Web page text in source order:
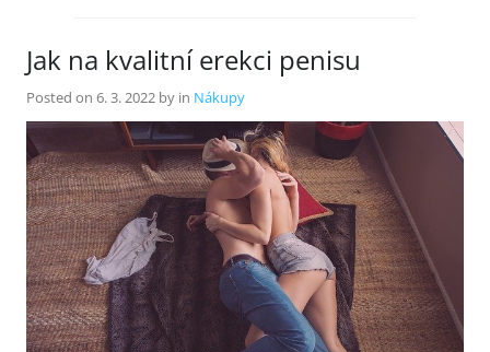
Jak na kvalitní erekci penisu
Posted on 6. 3. 2022 by in Nákupy